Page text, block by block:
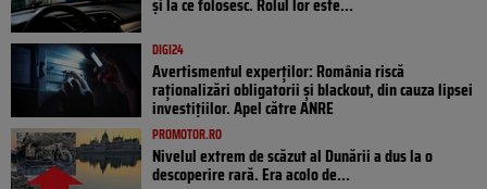
DIGI24
Avertismentul experților: România riscă
raționalizări obligatorii și blackout, din cauza lipsei
investițiilor. Apel către ANRE
PROMOTOR.RO
Nivelul extrem de scăzut al Dunării a dus la o
descoperire rară. Era acolo de...